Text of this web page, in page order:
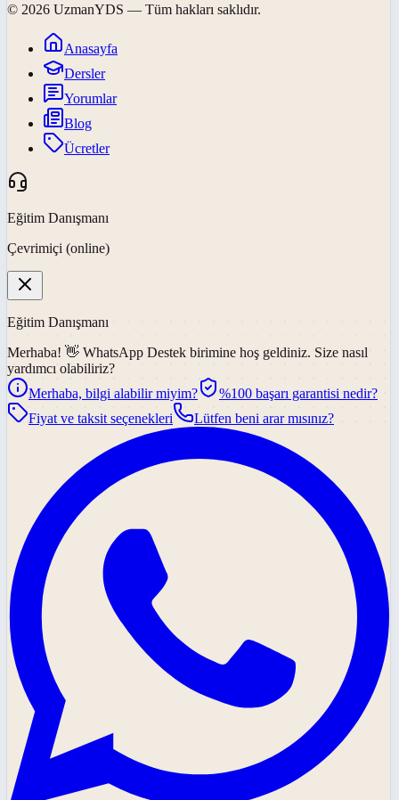
© 2026 UzmanYDS — Tüm hakları saklıdır.
Anasayfa
Dersler
Yorumlar
Blog
Ücretler
Eğitim Danışmanı
Çevrimiçi (online)
Eğitim Danışmanı
Merhaba! 👋 WhatsApp Destek birimine hoş geldiniz. Size nasıl
yardımcı olabiliriz?
Merhaba, bilgi alabilir miyim?
%100 başarı garantisi nedir?
Fiyat ve taksit seçenekleri
Lütfen beni arar mısınız?